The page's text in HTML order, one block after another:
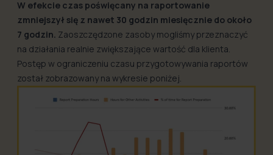
W efekcie czas poświęcany na raportowanie
zmniejszył się z nawet 30 godzin miesięcznie do około
7 godzin. Zaoszczędzone zasoby mogliśmy przeznaczyć
na działania realnie zwiększające wartość dla klienta.
Postęp w ograniczeniu czasu przygotowywania raportów
został zobrazowany na wykresie poniżej.